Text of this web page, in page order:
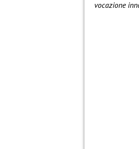
vocazione